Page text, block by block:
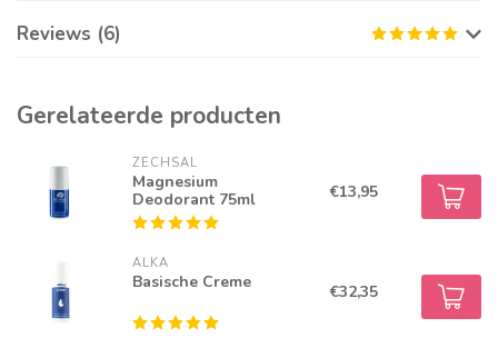
Reviews (6)
Gerelateerde producten
ZECHSAL
Magnesium
Deodorant 75ml
€13,95
ALKA
Basische Creme €32,35